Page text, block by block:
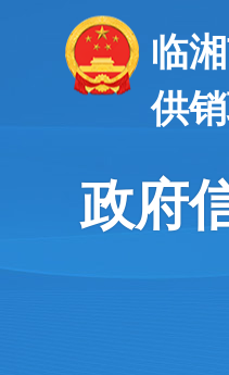
临
供
政府